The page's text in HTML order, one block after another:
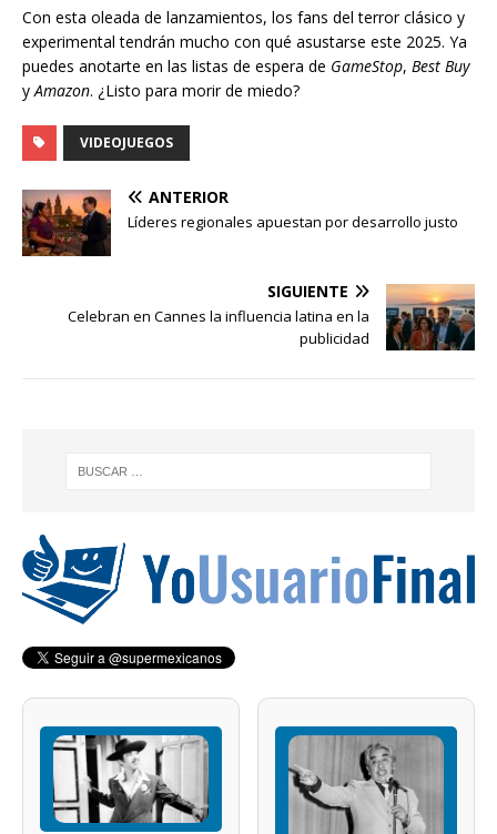
Con esta oleada de lanzamientos, los fans del terror clásico y
experimental tendrán mucho con qué asustarse este 2025. Ya
puedes anotarte en las listas de espera de GameStop, Best Buy
yAmazon. ¿Listo para morir de miedo?
VIDEOJUEGOS
ANTERIOR
Líderes regionales apuestan por desarrollo justo
SIGUIENTE
Celebran en Cannes la influencia latina en la
publicidad